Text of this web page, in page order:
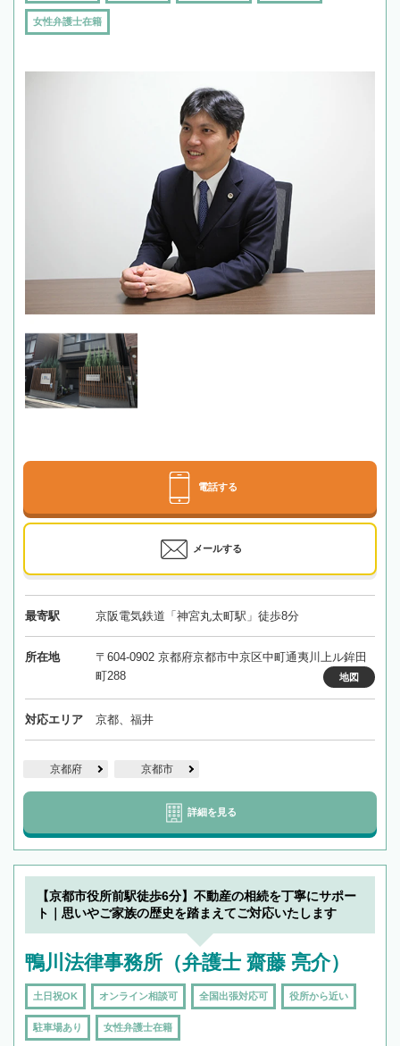
女性弁護士在籍
電話する
メールする
最寄駅 京阪電気鉄道「神宮丸太町駅」徒歩8分
所在地
〒604-0902 京都府京都市中京区中町通夷川上ル鉾田
町288
地図
対応エリア 京都、福井
京都府 京都市
詳細を見る
【京都市役所前駅徒歩6分】不動産の相続を丁寧にサポー
ト｜思いやご家族の歴史を踏まえてご対応いたします
鴨川法律事務所（弁護士 齋藤 亮介）
土日祝OK オンライン相談可 全国出張対応可 役所から近い
駐車場あり 女性弁護士在籍